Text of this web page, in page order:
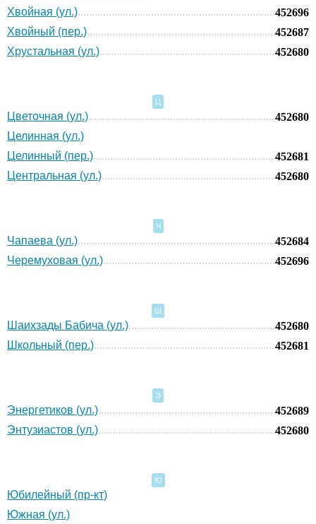
Хвойная (ул.)
452696
Хвойный (пер.)
452687
Хрустальная (ул.)
452680
Цветочная (ул.)
452680
Целинная (ул.)
Целинный (пер.)
452681
Центральная (ул.)
452680
Ч
Чапаева (ул.)
452684
Черемуховая (ул.)
452696
Шаихзады Бабича (ул.)
452680
Школьный (пер.)
452681
Э
Энергетиков (ул.)
452689
Энтузиастов (ул.)
452680
Ю
Юбилейный (пр-кт)
Южная (ул.)